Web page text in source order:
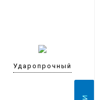
Ударопрочный